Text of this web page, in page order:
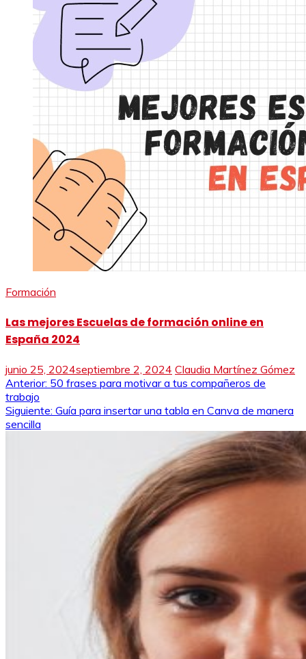
Formación
Las mejores Escuelas de formación online en
España 2024
junio 25, 2024septiembre 2, 2024 Claudia Martínez Gómez
Navegación
de
entradas
Anterior: 50 frases para motivar a tus compañeros de
trabajo
Siguiente: Guía para insertar una tabla en Canva de manera
sencilla